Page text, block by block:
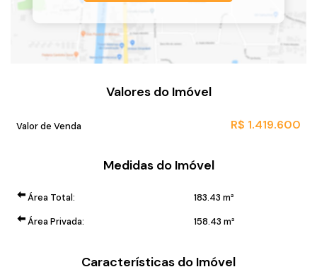
Valores do Imóvel
R$ 1.419.600
Valor de Venda
Medidas do Imóvel
Área Total: 183.43 m²
Área Privada:
158.43 m²
Características do Imóvel